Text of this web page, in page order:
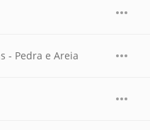
- Pedra e Areia